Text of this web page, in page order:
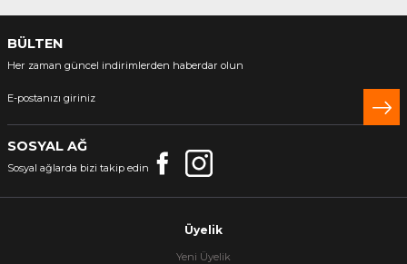
BÜLTEN
Her zaman güncel indirimlerden haberdar olun
SOSYAL AĞ
Sosyal ağlarda bizi takip edin
Üyelik
Yeni Üyelik